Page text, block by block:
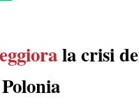
la crisi